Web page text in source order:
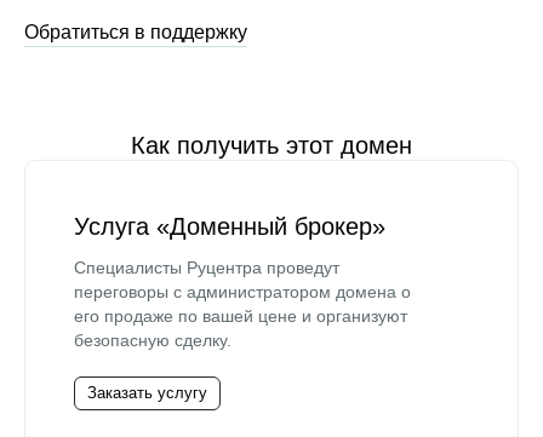
Обратиться в поддержку
Как получить этот домен
Услуга «Доменный брокер»
Специалисты Руцентра проведут
переговоры с администратором домена о
его продаже по вашей цене и организуют
безопасную сделку.
Заказать услугу